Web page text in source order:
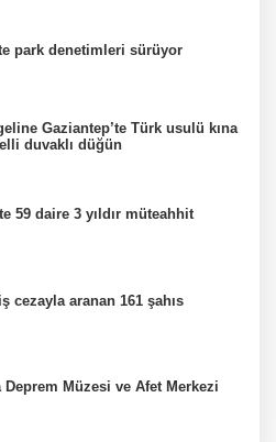
park denetimleri sürüyor
Gaziantep’te Türk usulü kına
duvaklı düğün
59 daire 3 yıldır müteahhit
cezayla aranan 161 şahıs
Deprem Müzesi ve Afet Merkezi